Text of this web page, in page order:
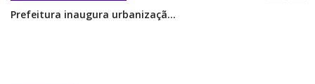
Dados da Segurança Pública contrana justiicativa apresentada por Danielle Garcia e amplia pressão sobre o Governo Mitidieri por alta no feminicídio